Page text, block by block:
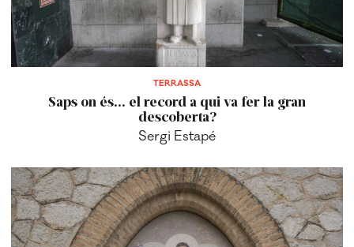
TERRASSA
Saps on és... el record a qui va fer la gran
descoberta?
Sergi Estapé